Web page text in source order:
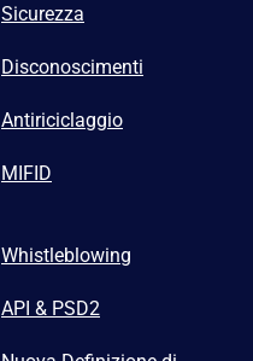
Sicurezza
Disconoscimenti
Antiriciclaggio
MIFID
Whistleblowing
API & PSD2